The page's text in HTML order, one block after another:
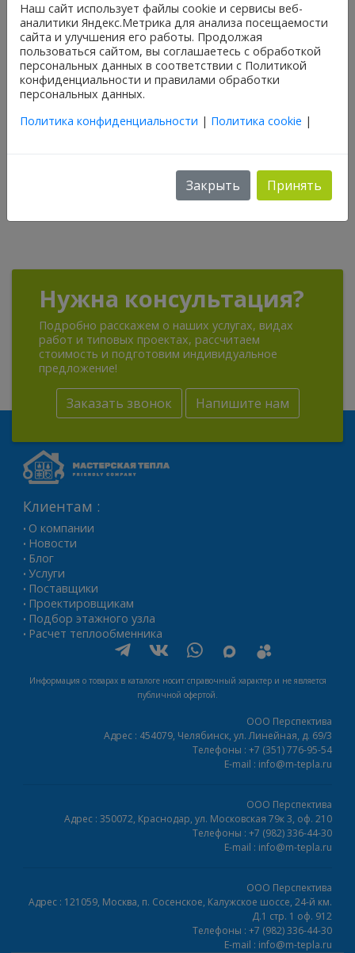
Документация
Нужна консультация?
Подробно расскажем о наших услугах, видах
работ и типовых проектах, рассчитаем
стоимость и подготовим индивидуальное
предложение!
Заказать звонок Напишите нам
Наш сайт использует файлы cookie и сервисы веб-
аналитики Яндекс.Метрика для анализа посещаемости
сайта и улучшения его работы. Продолжая
пользоваться сайтом, вы соглашаетесь с обработкой
персональных данных в соответствии с Политикой
конфиденциальности и правилами обработки
персональных данных.
Политика конфиденциальности | Политика cookie |
Закрыть Принять
Клиентам :
• О компании
• Новости
• Блог
• Услуги
• Поставщики
• Проектировщикам
• Подбор этажного узла
• Расчет теплообменника
Информация о товарах в каталоге носит справочный характер и не является
публичной офертой.
ООО Перспектива
Адрес : 454079, Челябинск, ул. Линейная, д. 69/3
Телефоны : +7 (351) 776-95-54
E-mail : info@m-tepla.ru
ООО Перспектива
Адрес : 350072, Краснодар, ул. Московская 79к 3, оф. 210
Телефоны : +7 (982) 336-44-30
E-mail : info@m-tepla.ru
ООО Перспектива
Адрес : 121059, Москва, п. Сосенское, Калужское шоссе, 24-й км.
Д.1 стр. 1 оф. 912
Телефоны : +7 (982) 336-44-30
E-mail : info@m-tepla.ru